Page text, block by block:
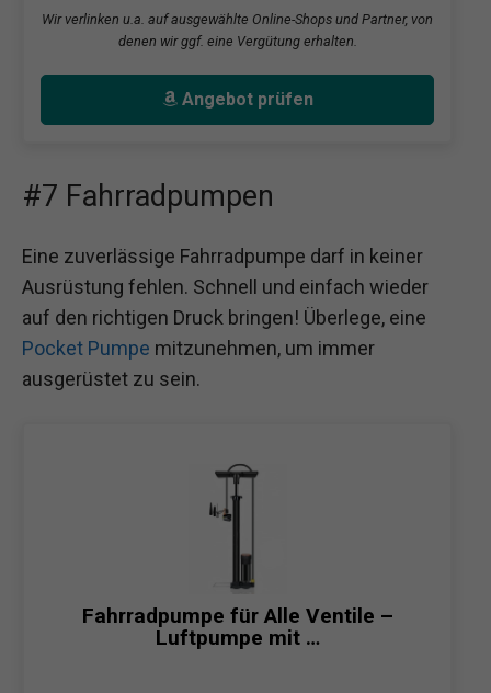
Wir verlinken u.a. auf ausgewählte Online-Shops und Partner, von
denen wir ggf. eine Vergütung erhalten.
Angebot prüfen
#7 Fahrradpumpen
Eine zuverlässige Fahrradpumpe darf in keiner
Ausrüstung fehlen. Schnell und einfach wieder
auf den richtigen Druck bringen! Überlege, eine
Pocket Pumpe mitzunehmen, um immer
ausgerüstet zu sein.
Fahrradpumpe für Alle Ventile –
Luftpumpe mit …